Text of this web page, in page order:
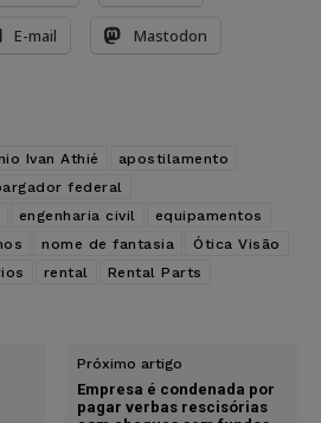
E-mail Mastodon
Ivan Athié
apostilamento
federal
engenharia civil
equipamentos
nome de fantasia
Ótica Visão
rental
Rental Parts
Próximo artigo
Empresa é condenada por
pagar verbas rescisórias